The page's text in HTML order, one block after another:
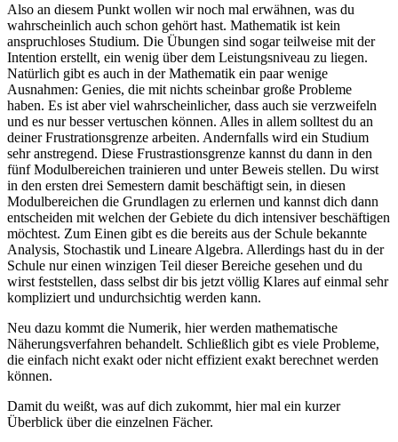
Also an diesem Punkt wollen wir noch mal erwähnen, was du
wahrscheinlich auch schon gehört hast. Mathematik ist kein
anspruchloses Studium. Die Übungen sind sogar teilweise mit der
Intention erstellt, ein wenig über dem Leistungsniveau zu liegen.
Natürlich gibt es auch in der Mathematik ein paar wenige
Ausnahmen: Genies, die mit nichts scheinbar große Probleme
haben. Es ist aber viel wahrscheinlicher, dass auch sie verzweifeln
und es nur besser vertuschen können. Alles in allem solltest du an
deiner Frustrationsgrenze arbeiten. Andernfalls wird ein Studium
sehr anstregend. Diese Frustrastionsgrenze kannst du dann in den
fünf Modulbereichen trainieren und unter Beweis stellen. Du wirst
in den ersten drei Semestern damit beschäftigt sein, in diesen
Modulbereichen die Grundlagen zu erlernen und kannst dich dann
entscheiden mit welchen der Gebiete du dich intensiver beschäftigen
möchtest. Zum Einen gibt es die bereits aus der Schule bekannte
Analysis, Stochastik und Lineare Algebra. Allerdings hast du in der
Schule nur einen winzigen Teil dieser Bereiche gesehen und du
wirst feststellen, dass selbst dir bis jetzt völlig Klares auf einmal sehr
kompliziert und undurchsichtig werden kann.
Neu dazu kommt die Numerik, hier werden mathematische
Näherungsverfahren behandelt. Schließlich gibt es viele Probleme,
die einfach nicht exakt oder nicht effizient exakt berechnet werden
können.
Damit du weißt, was auf dich zukommt, hier mal ein kurzer
Überblick über die einzelnen Fächer.